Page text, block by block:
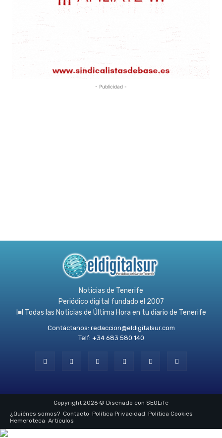
- Publicidad -
Noticias de Tenerife
Periódico digital fundado el 2007
l≡l Todas las Noticias de Última Hora en tu diario de Tenerife
Contáctanos: redaccion@eldigitalsur.com
Telf: +34 683 580 140
Copyright 2026 © Diseñado con SEOLife
¿Quiénes somos? Contacto Política Privacidad Política Cookies
Hemeroteca Artículos